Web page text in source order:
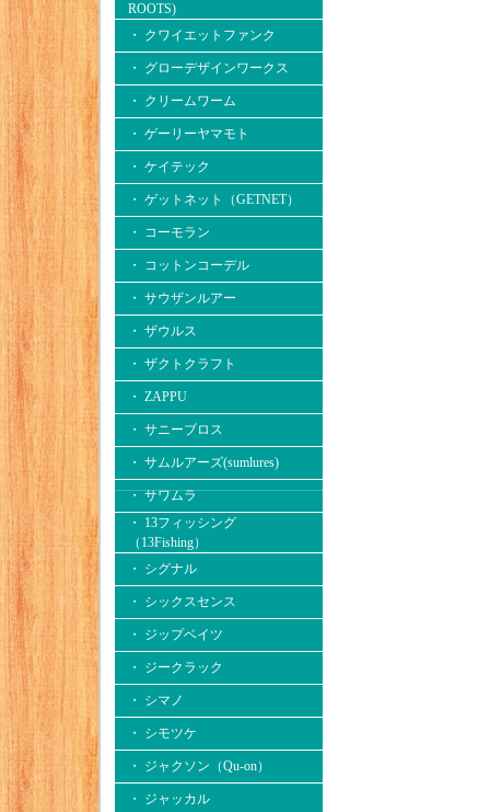
ROOTS)
・ クワイエットファンク
・ グローデザインワークス
・ クリームワーム
・ ゲーリーヤマモト
・ ケイテック
・ ゲットネット（GETNET）
・ コーモラン
・ コットンコーデル
・ サウザンルアー
・ ザウルス
・ ザクトクラフト
・ ZAPPU
・ サニーブロス
・ サムルアーズ(sumlures)
・ サワムラ
・ 13フィッシング
（13Fishing）
・ シグナル
・ シックスセンス
・ ジップベイツ
・ ジークラック
・ シマノ
・ シモツケ
・ ジャクソン（Qu-on）
・ ジャッカル